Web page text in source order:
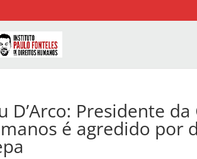
D’Arco: Presidente
é agredido por